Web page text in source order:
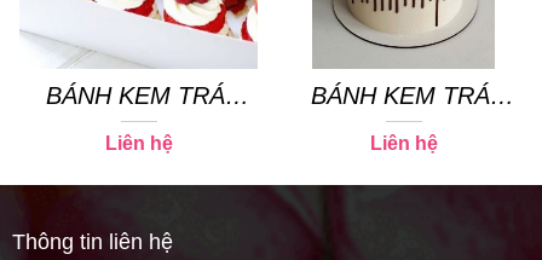
BÁNH KEM TRÁI
CÂY 02
Liên hệ
BÁNH KEM TRÁI
CÂY 14
Liên hệ
Thông tin liên hệ